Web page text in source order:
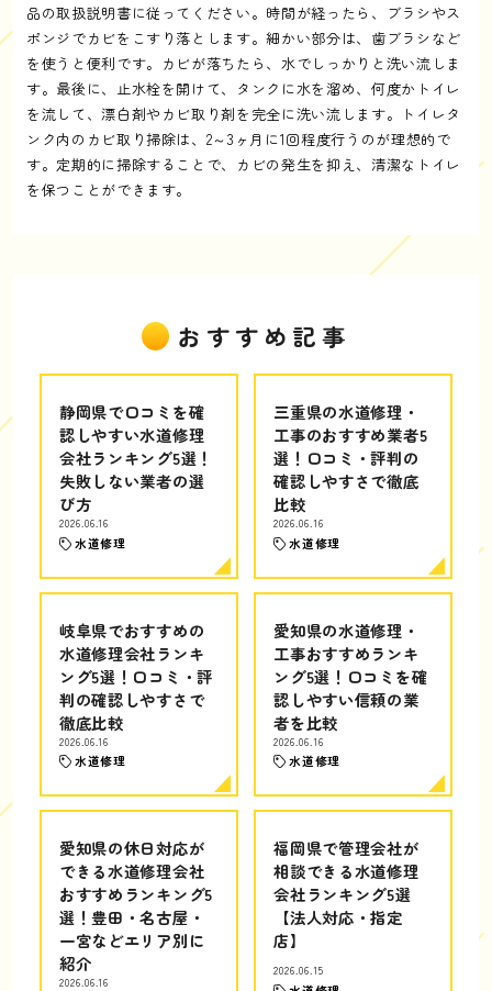
品の取扱説明書に従ってください。時間が経ったら、ブラシやス
ポンジでカビをこすり落とします。細かい部分は、歯ブラシなど
を使うと便利です。カビが落ちたら、水でしっかりと洗い流しま
す。最後に、止水栓を開けて、タンクに水を溜め、何度かトイレ
を流して、漂白剤やカビ取り剤を完全に洗い流します。トイレタ
ンク内のカビ取り掃除は、2～3ヶ月に1回程度行うのが理想的で
す。定期的に掃除することで、カビの発生を抑え、清潔なトイレ
を保つことができます。
おすすめ記事
静岡県で口コミを確
認しやすい水道修理
会社ランキング5選！
失敗しない業者の選
び方
2026.06.16
水道修理
三重県の水道修理・
工事のおすすめ業者5
選！口コミ・評判の
確認しやすさで徹底
比較
2026.06.16
水道修理
岐阜県でおすすめの
水道修理会社ランキ
ング5選！口コミ・評
判の確認しやすさで
徹底比較
2026.06.16
水道修理
愛知県の水道修理・
工事おすすめランキ
ング5選！口コミを確
認しやすい信頼の業
者を比較
2026.06.16
水道修理
愛知県の休日対応が
できる水道修理会社
おすすめランキング5
選！豊田・名古屋・
一宮などエリア別に
紹介
2026.06.16
福岡県で管理会社が
相談できる水道修理
会社ランキング5選
【法人対応・指定
店】
2026.06.15